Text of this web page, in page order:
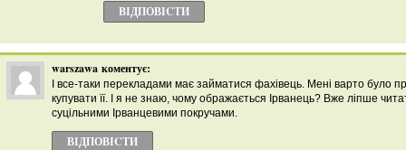
ВІДПОВІCТИ
warszawa коментує:
І все-таки перекладами має займатися фахівець. Мені варто було
купувати її. І я не знаю, чому ображається Ірванець? Вже ліпше
суцільними Ірванцевими покручами.
ВІДПОВІCТИ